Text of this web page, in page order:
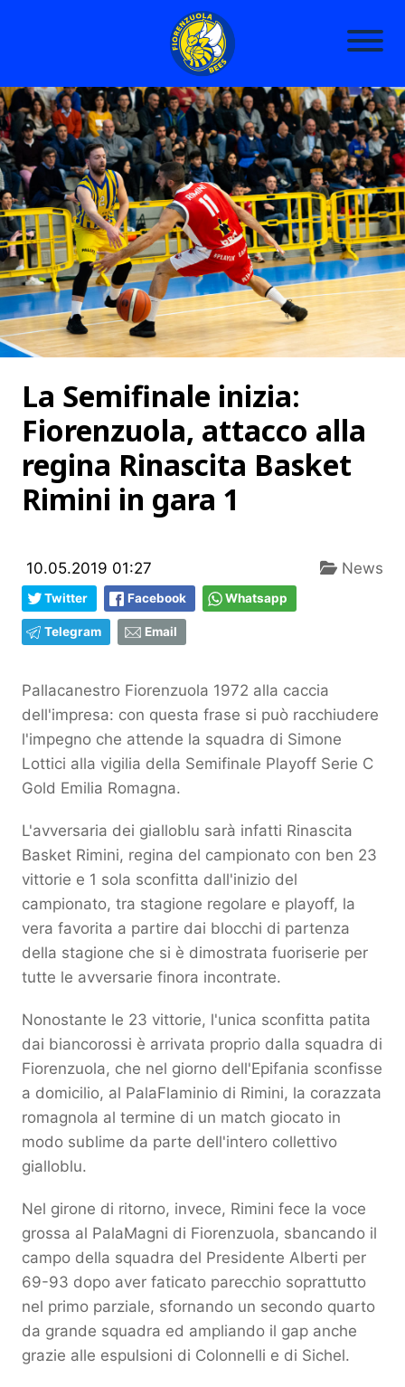
La Semifinale inizia:
Fiorenzuola, attacco alla
regina Rinascita Basket
Rimini in gara 1
10.05.2019 01:27 News
Twitter Facebook Whatsapp
Telegram Email
Pallacanestro Fiorenzuola 1972 alla caccia
dell'impresa: con questa frase si può racchiudere
l'impegno che attende la squadra di Simone
Lottici alla vigilia della Semifinale Playoff Serie C
Gold Emilia Romagna.
L'avversaria dei gialloblu sarà infatti Rinascita
Basket Rimini, regina del campionato con ben 23
vittorie e 1 sola sconfitta dall'inizio del
campionato, tra stagione regolare e playoff, la
vera favorita a partire dai blocchi di partenza
della stagione che si è dimostrata fuoriserie per
tutte le avversarie finora incontrate.
Nonostante le 23 vittorie, l'unica sconfitta patita
dai biancorossi è arrivata proprio dalla squadra di
Fiorenzuola, che nel giorno dell'Epifania sconfisse
a domicilio, al PalaFlaminio di Rimini, la corazzata
romagnola al termine di un match giocato in
modo sublime da parte dell'intero collettivo
gialloblu.
Nel girone di ritorno, invece, Rimini fece la voce
grossa al PalaMagni di Fiorenzuola, sbancando il
campo della squadra del Presidente Alberti per
69-93 dopo aver faticato parecchio soprattutto
nel primo parziale, sfornando un secondo quarto
da grande squadra ed ampliando il gap anche
grazie alle espulsioni di Colonnelli e di Sichel.